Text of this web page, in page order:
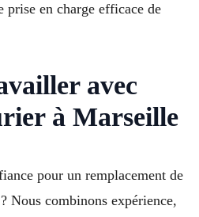
en charge efficace de
avec
à Marseille
pour un remplacement de
Nous combinons expérience,